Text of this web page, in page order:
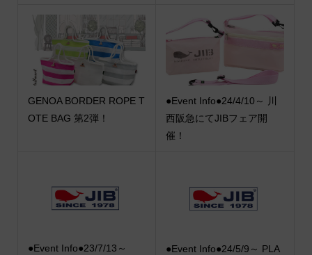
GENOA BORDER ROPE T
OTE BAG 第2弾！
●Event Info●24/4/10～ 川
西阪急にてJIBフェア開
催！
●Event Info●23/7/13～
●Event Info●24/5/9～ PLA